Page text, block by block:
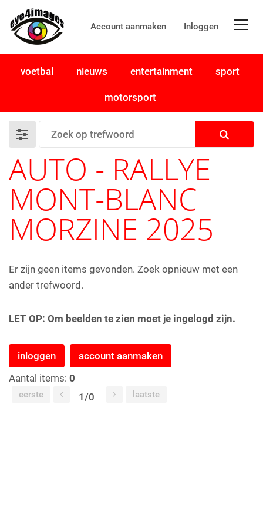
Account aanmaken Inloggen
voetbal nieuws entertainment sport
motorsport
AUTO - RALLYE
MONT-BLANC
MORZINE 2025
Er zijn geen items gevonden. Zoek opnieuw met een
ander trefwoord.
LET OP: Om beelden te zien moet je ingelogd zijn.
inloggen
account aanmaken
Aantal items: 0
eerste 1/0 laatste